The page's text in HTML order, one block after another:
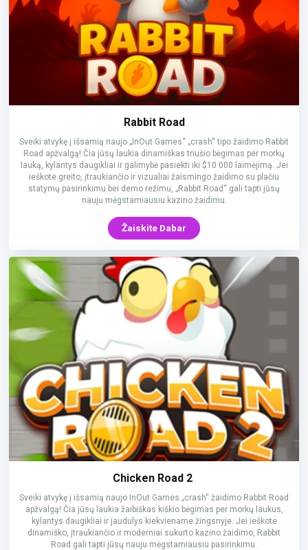
Rabbit Road
Sveiki atvykę į išsamią naujo „InOut Games“ „crash“ tipo žaidimo Rabbit
Road apžvalgą! Čia jūsų laukia dinamiškas triušio bėgimas per morkų
lauką, kylantys daugikliai ir galimybė pasiekti iki $10 000 laimėjimą. Jei
ieškote greito, įtraukiančio ir vizualiai žaismingo žaidimo su plačiu
statymų pasirinkimu bei demo režimu, „Rabbit Road“ gali tapti jūsų
nauju mėgstamiausiu kazino žaidimu.
Žaiskite Dabar
Chicken Road 2
Sveiki atvykę į išsamią naujo InOut Games „crash“ žaidimo Rabbit Road
apžvalgą! Čia jūsų laukia žaibiškas kiškio bėgimas per morkų laukus,
kylantys daugikliai ir jaudulys kiekviename žingsnyje. Jei ieškote
dinamiško, įtraukiančio ir moderniai sukurto kazino žaidimo, Rabbit
Road gali tapti jūsų nauju mėgstamiausiu pasirinkimu.